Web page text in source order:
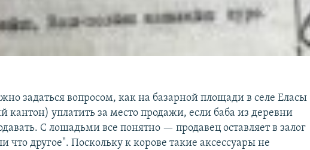
задаться вопросом, как на базарной площади в селе Еласы
кантон) уплатить за место продажи, если баба из деревни
С лошадьми все понятно — продавец оставляет в залог
что другое". Поскольку к корове такие аксессуары не